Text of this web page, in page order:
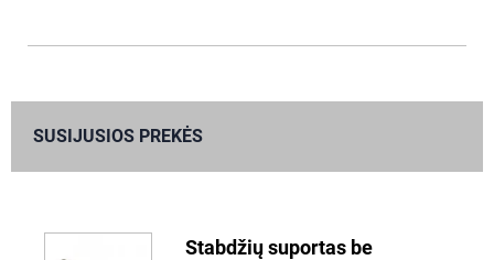
SUSIJUSIOS PREKĖS
Stabdžių suportas be